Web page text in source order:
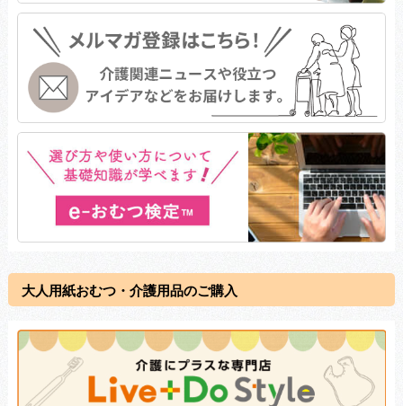
大人用紙おむつ・介護用品のご購入